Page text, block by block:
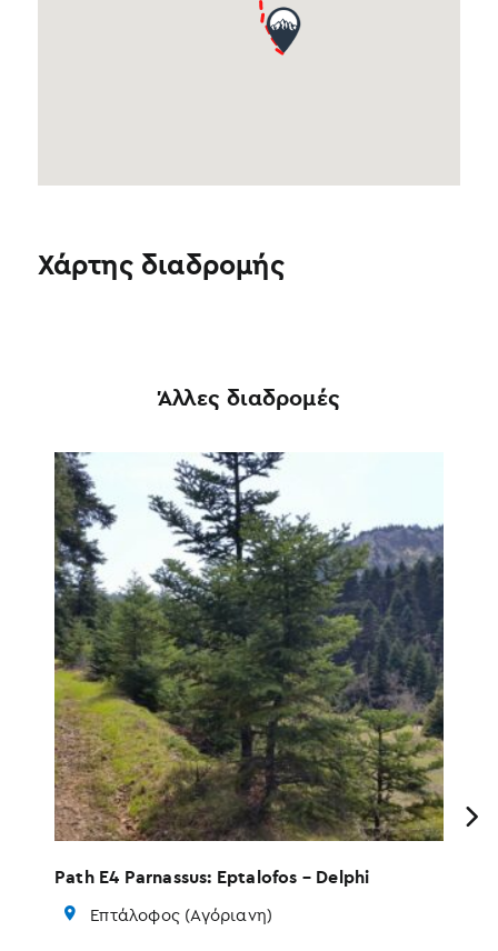
Χάρτης διαδρομής
Άλλες διαδρομές
Path E4 Parnassus: Eptalofos – Delphi
Επτάλοφος (Αγόριανη)